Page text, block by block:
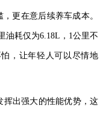
更在意后续养车成本。
油耗仅为6.18L，1公里不
，让年轻人可以尽情地
挥出强大的性能优势，这